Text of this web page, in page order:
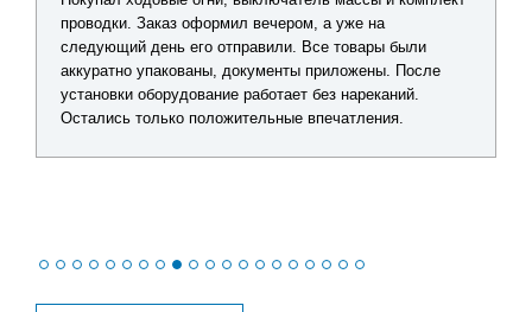
проводки. Заказ оформил вечером, а уже на
следующий день его отправили. Все товары были
аккуратно упакованы, документы приложены. После
установки оборудование работает без нареканий.
Остались только положительные впечатления.